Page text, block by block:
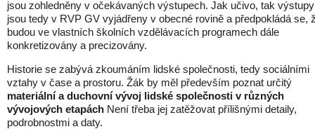
jsou zohledněny v očekávaných výstupech. Jak učivo, tak výstupy
jsou tedy v RVP GV vyjádřeny v obecné rovině a předpokládá se,
budou ve vlastních školních vzdělávacích programech dále
konkretizovány a precizovány.
Historie se zabývá zkoumáním lidské společnosti, tedy sociálními
vztahy v čase a prostoru. Žák by měl především poznat určitý
materiální a duchovní vývoj lidské společnosti v různých
vývojových etapách Není třeba jej zatěžovat přílišnými detaily,
podrobnostmi a daty.